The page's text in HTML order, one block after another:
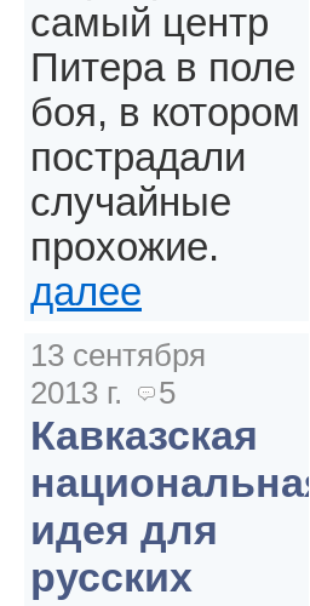
самый центр
Питера в поле
боя, в котором
пострадали
случайные
прохожие.
далее
13 сентября
2013 г.
5
Кавказская
национальная
идея для
русских